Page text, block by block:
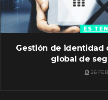
ES
Gestión de identidad
global de
26